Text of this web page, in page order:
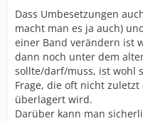
Dass Umbesetzungen
macht man es ja auch)
einer Band verändern ist
dann noch unter dem
sollte/darf/muss, ist wohl
Frage, die oft nicht
überlagert wird.
Darüber kann man